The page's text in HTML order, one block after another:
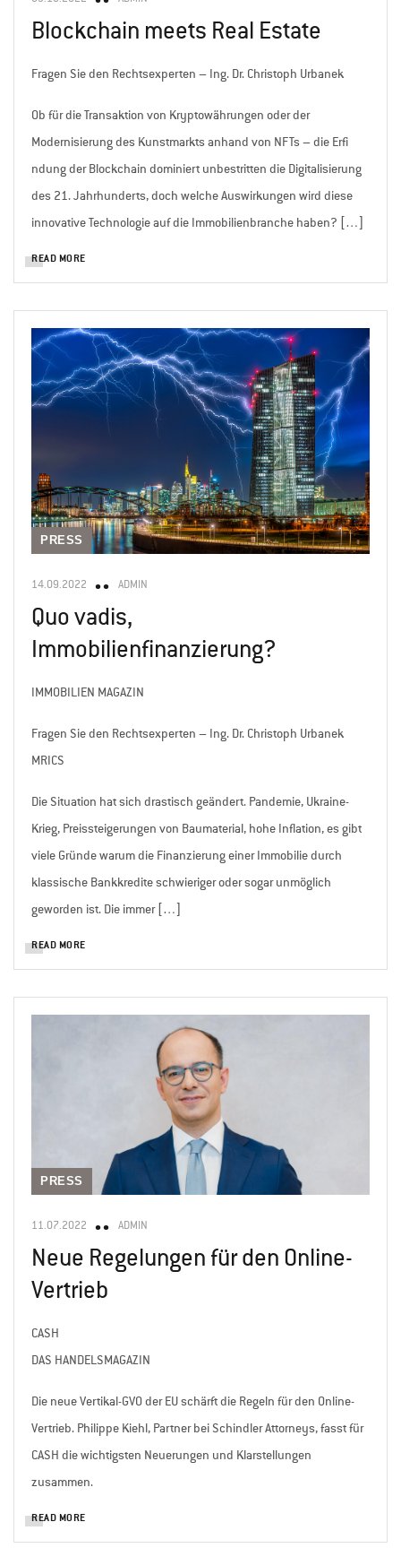
Blockchain meets Real Estate
Fragen Sie den Rechtsexperten – Ing. Dr. Christoph Urbanek
Ob für die Transaktion von Kryptowährungen oder der
Modernisierung des Kunstmarkts anhand von NFTs – die Erfi
ndung der Blockchain dominiert unbestritten die Digitalisierung
des 21. Jahrhunderts, doch welche Auswirkungen wird diese
innovative Technologie auf die Immobilienbranche haben? […]
READ MORE
PRESS
14.09.2022 ADMIN
Quo vadis,
Immobilienfinanzierung?
IMMOBILIEN MAGAZIN
Fragen Sie den Rechtsexperten – Ing. Dr. Christoph Urbanek
MRICS
Die Situation hat sich drastisch geändert. Pandemie, Ukraine-
Krieg, Preissteigerungen von Baumaterial, hohe Inflation, es gibt
viele Gründe warum die Finanzierung einer Immobilie durch
klassische Bankkredite schwieriger oder sogar unmöglich
geworden ist. Die immer […]
READ MORE
PRESS
11.07.2022 ADMIN
Neue Regelungen für den Online-
Vertrieb
CASH
DAS HANDELSMAGAZIN
Die neue Vertikal-GVO der EU schärft die Regeln für den Online-
Vertrieb. Philippe Kiehl, Partner bei Schindler Attorneys, fasst für
CASH die wichtigsten Neuerungen und Klarstellungen
zusammen.
READ MORE